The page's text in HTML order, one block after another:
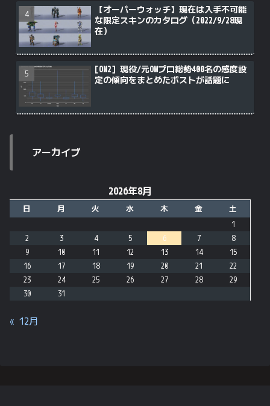
【オーバーウォッチ】現在は入手不可能
な限定スキンのカタログ（2022/9/28現
在）
[OW2] 現役/元OWプロ総勢400名の感度設
定の傾向をまとめたポストが話題に
アーカイブ
2026年8月
日 月 火 水 木 金
土
1
2
3 4 5 6 7
8
9
10 11 12 13 14
15
16
17 18 19 20 21
22
23
24 25 26 27 28
29
30
31
« 12月